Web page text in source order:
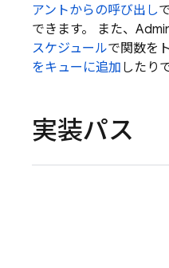
アントからの呼び出し
できます。 また、
スケジュールで関数を
をキューに追加 したり
実装パス